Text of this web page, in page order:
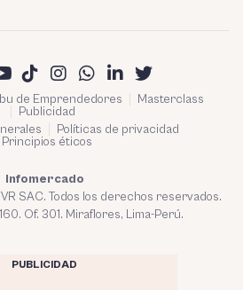
de Emprendedores
Masterclass
Publicidad
Políticas de privacidad
Principios éticos
Infomercado
SAC. Todos los derechos reservados.
Of. 301. Miraflores, Lima-Perú.
PUBLICIDAD